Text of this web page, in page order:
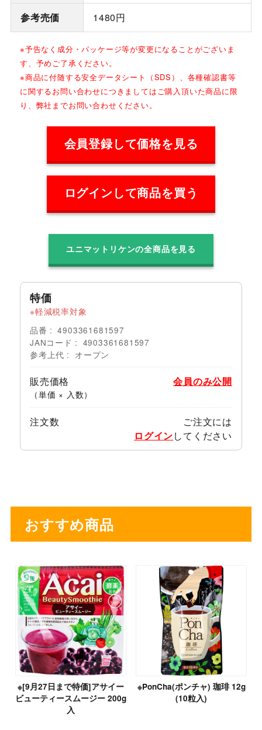
参考売価 1480円
※予告なく成分・パッケージ等が変更になることがございま
す、予めご了承ください。
※商品に付随する安全データシート（SDS）、各種確認書等
に関するお問い合わせにつきましてはご購入頂いた商品に限
り、弊社までお問い合わせください。
会員登録して価格を見る
ログインして商品を買う
ユニマットリケンの全商品を見る
特価
軽減税率対象
品番
4903361681597
JANコード
4903361681597
参考上代
オープン
販売価格
（単価 × 入数）
会員のみ公開
注文数
ご注文には
ログインしてください
おすすめ商品
※[9月27日まで特価]アサイー
ビューティースムージー 200g
入
※PonCha(ポンチャ) 珈琲 12g
(10粒入)